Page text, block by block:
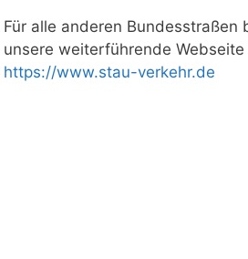
Für alle anderen Bundesstraßen
unsere weiterführende
https://www.stau-verkehr.de